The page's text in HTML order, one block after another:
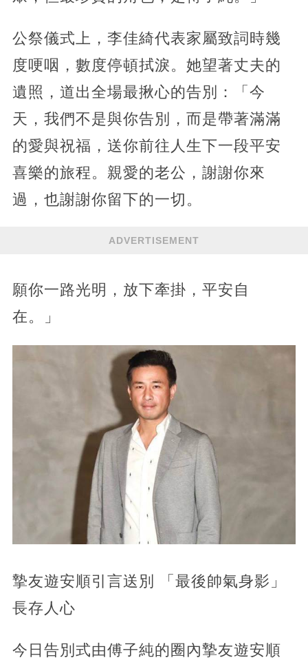
公祭儀式上，李佳綺代表家屬致詞時幾
度哽咽，數度停頓拭淚。她望著丈夫的
遺照，道出全場最揪心的告別：「今
天，我們不是與你告別，而是帶著滿滿
的愛與祝福，送你前往人生下一段平安
喜樂的旅程。親愛的老公，謝謝你來
過，也謝謝你留下的一切。
ADVERTISEMENT
願你一路光明，放下牽掛，平安自
在。」
摯友遊安順引言送別 「最後帥氣身影」
長存人心
今日告別式由傅子純的圈內摯友遊安順